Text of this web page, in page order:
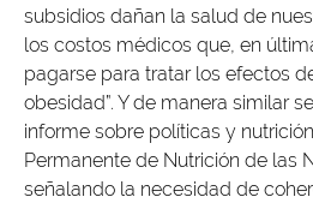
subsidios dañan la salud de
los costos médicos que, en
pagarse para tratar los efectos
obesidad”. Y de manera similar
informe sobre políticas y
Permanente de Nutrición de las
señalando la necesidad de